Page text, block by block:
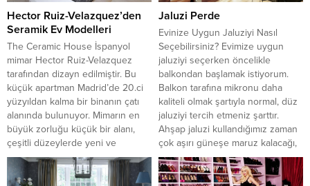
Hector Ruiz-Velazquez’den
Seramik Ev Modelleri
The Ceramic House İspanyol
mimar Hector Ruiz-Velazquez
tarafından dizayn edilmiştir. Bu
küçük apartman Madrid’de 20.ci
yüzyıldan kalma bir binanın çatı
alanında bulunuyor. Mimarın en
büyük zorluğu küçük bir alanı,
çeşitli düzeylerde yeni ve
minimalist bir yaşam alanına
çevirmekti. Kapıların bulunmaması
Jaluzi Perde
Evinize Uygun Jaluziyi Nasıl
Seçebilirsiniz? Evimize uygun
jaluziyi seçerken öncelikle
balkondan başlamak istiyorum.
Balkon tarafına mikronu daha
kaliteli olmak şartıyla normal, düz
jaluziyi tercih etmeniz şarttır.
Ahşap jaluzi kullandığımız zaman
çok aşırı güneşe maruz kalacağı,
güneş ve tozdan çok etkileneceği
için ahşap jaluziyi balkon katında